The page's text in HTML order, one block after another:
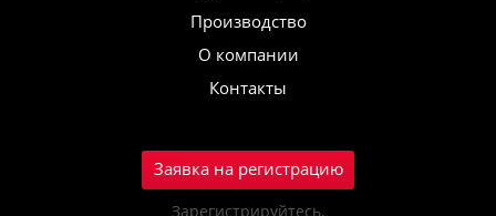
Производство
О компании
Контакты
Заявка на регистрацию
Зарегистрируйтесь,